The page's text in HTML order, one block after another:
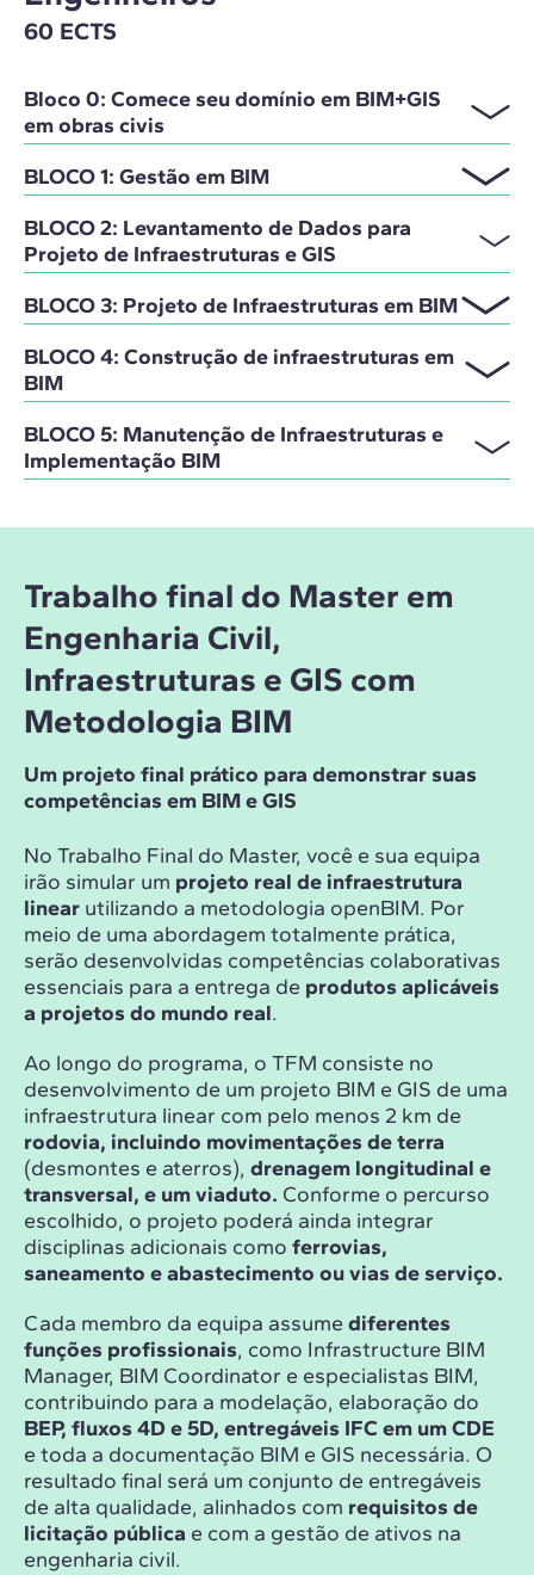
60 ECTS
Bloco 0: Comece seu domínio em BIM+GIS
em obras civis
BLOCO 1: Gestão em BIM
BLOCO 2: Levantamento de Dados para
Projeto de Infraestruturas e GIS
BLOCO 3: Projeto de Infraestruturas em BIM
BLOCO 4: Construção de infraestruturas em
BIM
BLOCO 5: Manutenção de Infraestruturas e
Implementação BIM
Trabalho final do Master em
Engenharia Civil,
Infraestruturas e GIS com
Metodologia BIM
Um projeto final prático para demonstrar suas
competências em BIM e GIS
No Trabalho Final do Master, você e sua equipa
irão simular um projeto real de infraestrutura
linear utilizando a metodologia openBIM. Por
meio de uma abordagem totalmente prática,
serão desenvolvidas competências colaborativas
essenciais para a entrega de produtos aplicáveis
a projetos do mundo real.
Ao longo do programa, o TFM consiste no
desenvolvimento de um projeto BIM e GIS de uma
infraestrutura linear com pelo menos 2 km de
rodovia, incluindo movimentações de terra
(desmontes e aterros), drenagem longitudinal e
transversal, e um viaduto. Conforme o percurso
escolhido, o projeto poderá ainda integrar
disciplinas adicionais como ferrovias,
saneamento e abastecimento ou vias de serviço.
Cada membro da equipa assume diferentes
funções profissionais, como Infrastructure BIM
Manager, BIM Coordinator e especialistas BIM,
contribuindo para a modelação, elaboração do
BEP, fluxos 4D e 5D, entregáveis IFC em um CDE
e toda a documentação BIM e GIS necessária. O
resultado final será um conjunto de entregáveis
de alta qualidade, alinhados com requisitos de
licitação pública e com a gestão de ativos na
engenharia civil.